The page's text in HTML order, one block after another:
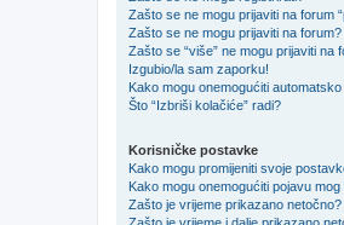
Zašto se ne mogu prijaviti na forum
Zašto se ne mogu prijaviti na forum?
Zašto se “više” ne mogu prijaviti na
Izgubio/la sam zaporku!
Kako mogu onemogućiti
Što “Izbriši kolačiće” radi?
Korisničke postavke
Kako mogu promijeniti svoje
Kako mogu onemogućiti pojavu
Zašto je vrijeme prikazano netočno?